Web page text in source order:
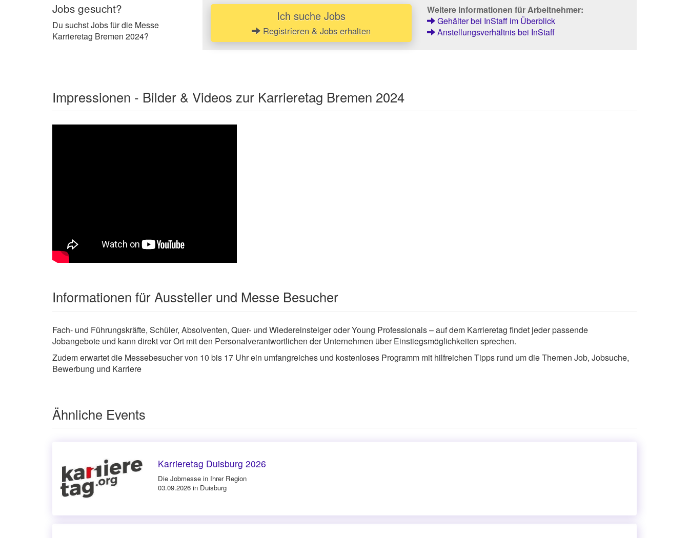
Jobs gesucht?
Du suchst Jobs für die Messe
Karrieretag Bremen 2024?
Ich suche Jobs
Registrieren & Jobs erhalten
Weitere Informationen für Arbeitnehmer:
Gehälter bei InStaff im Überblick
Anstellungsverhältnis bei InStaff
Impressionen - Bilder & Videos zur Karrieretag Bremen 2024
Informationen für Aussteller und Messe Besucher
Fach- und Führungskräfte, Schüler, Absolventen, Quer- und Wiedereinsteiger oder Young Professionals – auf dem Karrieretag findet jeder passende
Jobangebote und kann direkt vor Ort mit den Personalverantwortlichen der Unternehmen über Einstiegsmöglichkeiten sprechen.
Zudem erwartet die Messebesucher von 10 bis 17 Uhr ein umfangreiches und kostenloses Programm mit hilfreichen Tipps rund um die Themen Job, Jobsuche,
Bewerbung und Karriere
Ähnliche Events
Karrieretag Duisburg 2026
Die Jobmesse in Ihrer Region
03.09.2026 in Duisburg